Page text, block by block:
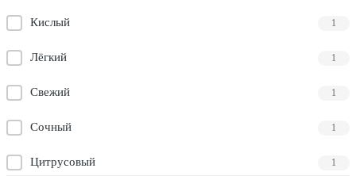
Кислый 1
Лёгкий 1
Свежий 1
Сочный 1
Цитрусовый 1